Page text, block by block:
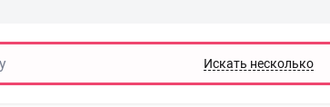
Искать несколько